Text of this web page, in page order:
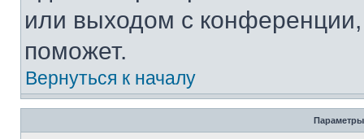
или выходом с
поможет.
Вернуться к началу
Параметры